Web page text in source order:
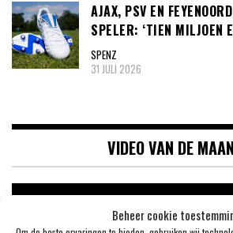
Beheer cookie
AJAX, PSV EN
SPELER: ‘TIEN MILJOEN
SPENZ
31 JULI 2026
VIDEO VAN DE
Videospeler